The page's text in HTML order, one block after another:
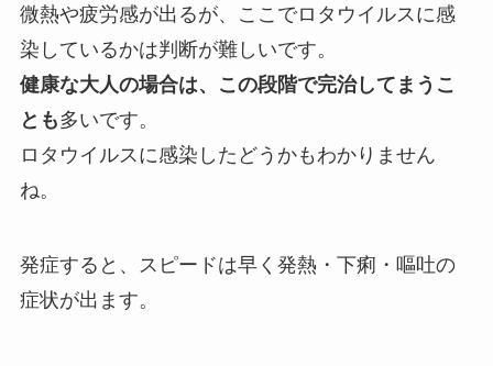
微熱や疲労感が出るが、ここでロタウイルスに感
染しているかは判断が難しいです。
健康な大人の場合は、この段階で完治してまうこ
とも多いです。
ロタウイルスに感染したどうかもわかりません
ね。
発症すると、スピードは早く発熱・下痢・嘔吐の
症状が出ます。